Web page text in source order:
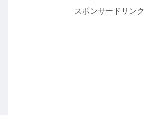
スポンサードリンク